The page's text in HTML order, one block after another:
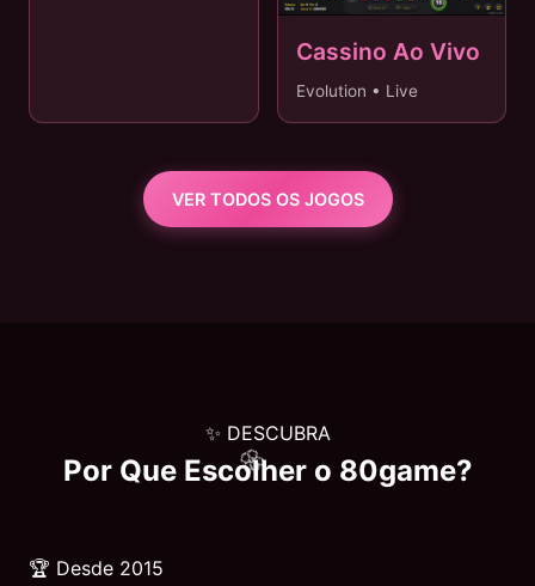
Cassino Ao Vivo
Evolution • Live
VER TODOS OS JOGOS
✨ DESCUBRA
Por Que Escolher o 80game?
🏆 Desde 2015